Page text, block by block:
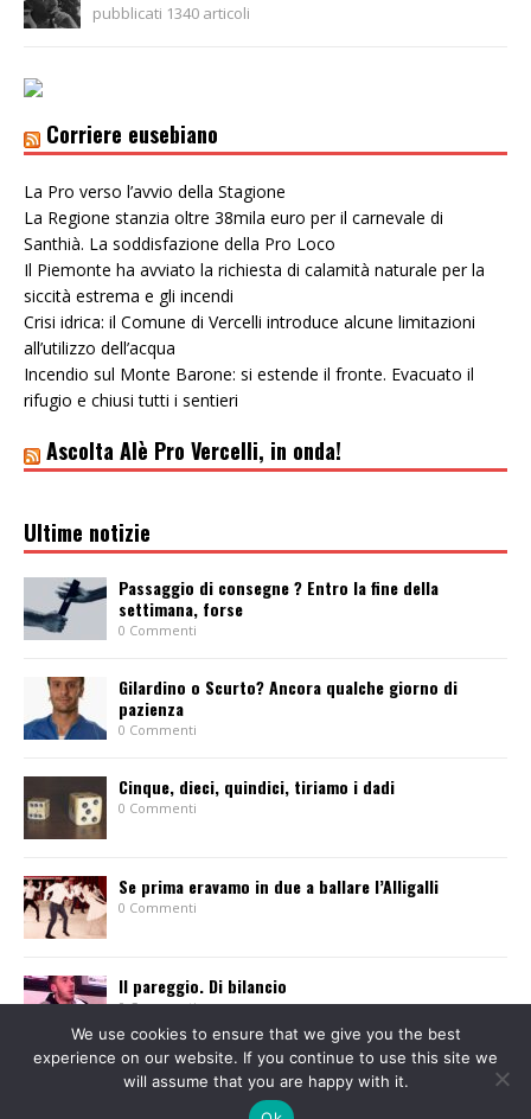
pubblicati 1340 articoli
Corriere eusebiano
La Pro verso l’avvio della Stagione
La Regione stanzia oltre 38mila euro per il carnevale di
Santhià. La soddisfazione della Pro Loco
Il Piemonte ha avviato la richiesta di calamità naturale per la
siccità estrema e gli incendi
Crisi idrica: il Comune di Vercelli introduce alcune limitazioni
all’utilizzo dell’acqua
Incendio sul Monte Barone: si estende il fronte. Evacuato il
rifugio e chiusi tutti i sentieri
Ascolta Alè Pro Vercelli, in onda!
Ultime notizie
Passaggio di consegne ? Entro la fine della
settimana, forse
0 Commenti
Gilardino o Scurto? Ancora qualche giorno di
pazienza
0 Commenti
Cinque, dieci, quindici, tiriamo i dadi
0 Commenti
Se prima eravamo in due a ballare l’Alligalli
0 Commenti
Il pareggio. Di bilancio
0 Commenti
We use cookies to ensure that we give you the best
experience on our website. If you continue to use this site we
will assume that you are happy with it.